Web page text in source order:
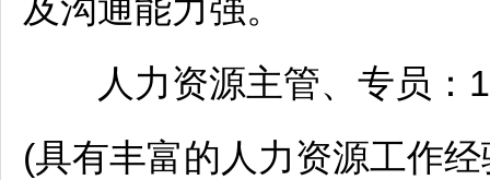
及沟通能力强。
人力资源主管、专员：1
(具有丰富的人力资源工作